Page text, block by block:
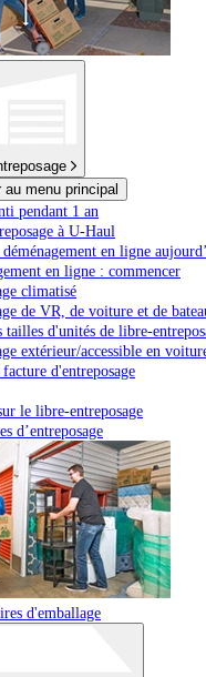
au menu principal
pendant 1 an
à U-Haul
en ligne
en ligne : commencer
climatisé
de VR, de voiture et de
tailles d'unités de libre-
extérieur/accessible en
d'entreposage
le libre-entreposage
d’entreposage
d'emballage